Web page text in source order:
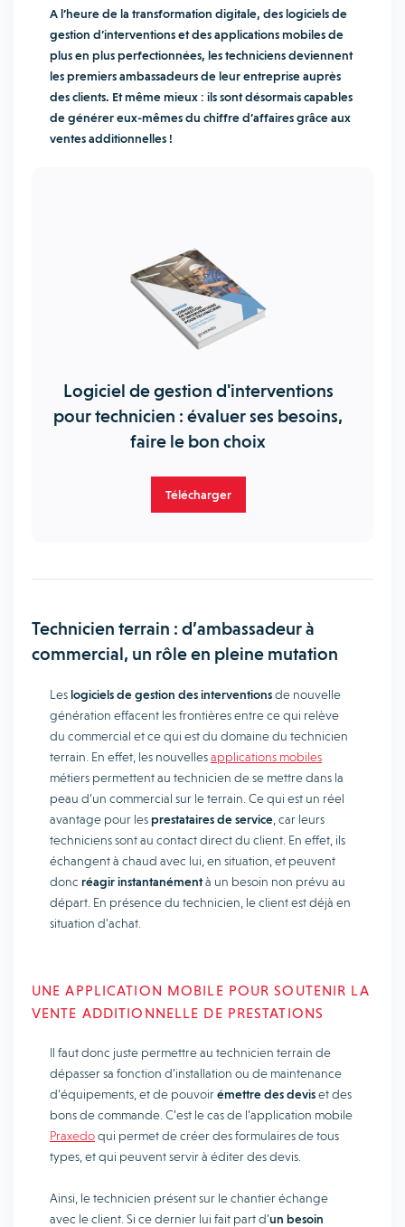
A l’heure de la transformation digitale, des logiciels de
gestion d’interventions et des applications mobiles de
plus en plus perfectionnées, les techniciens deviennent
les premiers ambassadeurs de leur entreprise auprès
des clients. Et même mieux : ils sont désormais capables
de générer eux-mêmes du chiffre d’affaires grâce aux
ventes additionnelles !
Logiciel de gestion d'interventions
pour technicien : évaluer ses besoins,
faire le bon choix
Télécharger
Technicien terrain : d’ambassadeur à
commercial, un rôle en pleine mutation
Leslogiciels de gestion des interventionsde nouvelle
génération effacent les frontières entre ce qui relève
du commercial et ce qui est du domaine du technicien
terrain. En effet, les nouvellesapplications mobiles
métiers permettent au technicien de se mettre dans la
peau d’un commercial sur le terrain. Ce qui est un réel
avantage pour lesprestataires de service , car leurs
techniciens sont au contact direct du client. En effet, ils
échangent à chaud avec lui, en situation, et peuvent
donc réagir instantanémentà un besoin non prévu au
départ. En présence du technicien, le client est déjà en
situation d’achat.
UNE APPLICATION MOBILE POUR SOUTENIR LA
VENTE ADDITIONNELLE DE PRESTATIONS
Il faut donc juste permettre au technicien terrain de
dépasser sa fonction d’installation ou de maintenance
d’équipements, et de pouvoirémettre des deviset des
bons de commande. C’est le cas de l’application mobile
Praxedoqui permet de créer des formulaires de tous
types, et qui peuvent servir à éditer des devis.
Ainsi, le technicien présent sur le chantier échange
avec le client. Si ce dernier lui fait part d’un besoin